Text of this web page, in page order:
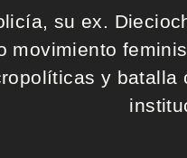
su ex.
movimiento
y